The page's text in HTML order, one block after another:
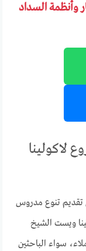
وأنظمة السداد
لاكولينا
تقديم تنوع مدروس
ويست الشيخ
سواء الباحثين